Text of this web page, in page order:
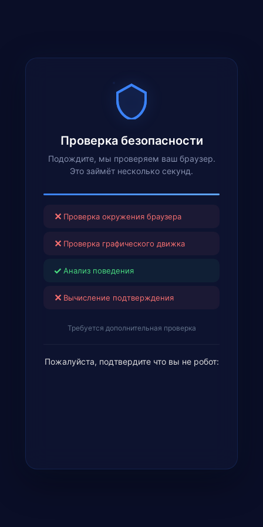
Проверка безопасности
Подождите, мы проверяем ваш браузер.
Это займёт несколько секунд.
✕ Проверка окружения браузера
✕ Проверка графического движка
✓ Анализ поведения
✕ Вычисление подтверждения
Требуется дополнительная проверка
Пожалуйста, подтвердите что вы не робот: